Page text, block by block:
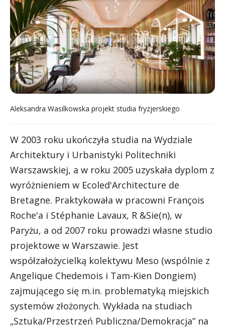
Aleksandra Wasilkowska projekt studia fryzjerskiego
W 2003 roku ukończyła studia na Wydziale
Architektury i Urbanistyki Politechniki
Warszawskiej, a w roku 2005 uzyskała dyplom z
wyróżnieniem w Ecoled'Architecture de
Bretagne. Praktykowała w pracowni François
Roche'a i Stéphanie Lavaux, R &Sie(n), w
Paryżu, a od 2007 roku prowadzi własne studio
projektowe w Warszawie. Jest
współzałożycielką kolektywu Meso (wspólnie z
Angelique Chedemois i Tam-Kien Dongiem)
zajmującego się m.in. problematyką miejskich
systemów złożonych. Wykłada na studiach
„Sztuka/Przestrzeń Publiczna/Demokracja” na